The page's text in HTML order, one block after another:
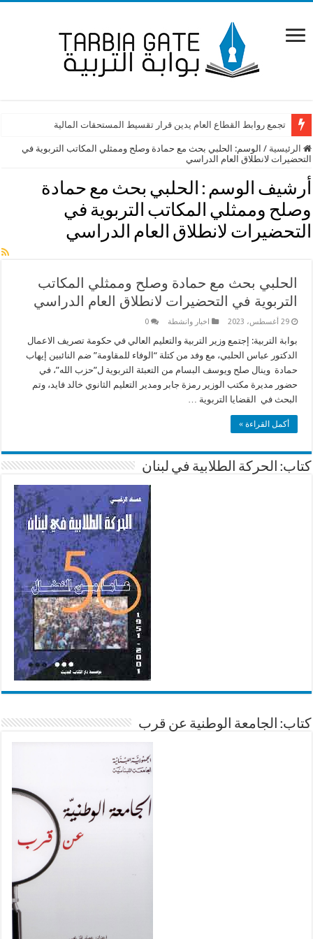
تجمع روابط القطاع العام يدين قرار تقسيط المستحقات المالية
الرئيسية / الوسم: الحلبي بحث مع حمادة وصلح وممثلي المكاتب التربوية في
التحضيرات لانطلاق العام الدراسي
أرشيف الوسم : الحلبي بحث مع حمادة
وصلح وممثلي المكاتب التربوية في
التحضيرات لانطلاق العام الدراسي
الحلبي بحث مع حمادة وصلح وممثلي المكاتب
التربوية في التحضيرات لانطلاق العام الدراسي
29 أغسطس، 2023 اخبار وانشطة 0
بوابة التربية: إجتمع وزير التربية والتعليم العالي في حكومة تصريف الاعمال
الدكتور عباس الحلبي، مع وفد من كتلة “الوفاء للمقاومة” ضم النائبين إيهاب
حمادة وينال صلح ويوسف البسام من التعبئة التربوية ل”حزب الله”، في
حضور مديرة مكتب الوزير رمزة جابر ومدير التعليم الثانوي خالد فايد، وتم
البحث في القضايا التربوية …
أكمل القراءة »
كتاب: الحركة الطلابية في لبنان
كتاب: الجامعة الوطنية عن قرب